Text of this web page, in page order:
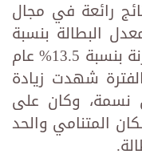
رائعة في مجال
البطالة بنسبة
كبيرة ليصل حالياً إلى 6.5% مقارنة بنسبة 13.5% عام
شهدت زيادة
بمعدل 18 مليون نسمة، وكان على
المتنامي والحد